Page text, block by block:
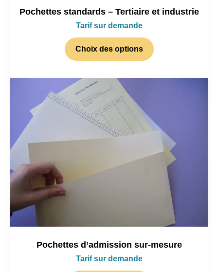
Pochettes standards – Tertiaire et industrie
Tarif sur demande
Choix des options
Pochettes d’admission sur-mesure
Tarif sur demande